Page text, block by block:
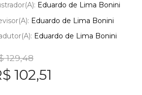
Eduardo de Lima Bonini
Eduardo de Lima Bonini
Eduardo de Lima Bonini
129,48
102,51